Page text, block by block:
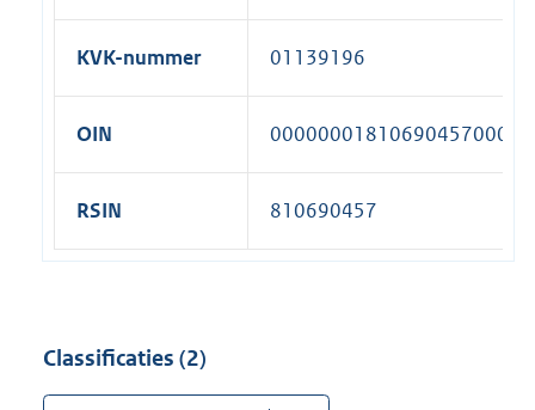
KVK-nummer 01139196
OIN 00000001810690457000
RSIN 810690457
Classificaties (2)